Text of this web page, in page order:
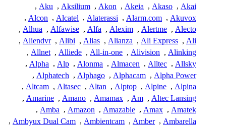
Akai
,
Akaso
,
Akeia
,
Akon
,
Aksilium
,
Aku
,
Akuvox
,
Alarm.com
,
Alaterassi
,
Alcatel
,
Alcon
,
Alecto
,
Alertme
,
Alexim
,
Alfa
,
Alfawise
,
Alhua
,
Ali
,
Ali Express
,
Alianza
,
Alias
,
Alibi
,
Aliendvr
,
Alinking
,
Alivision
,
All-in-one
,
Alliede
,
Allnet
,
Allsky
,
Alltec
,
Almacen
,
Alonma
,
Alp
,
Alpha
,
Alpha Power
,
Alphacam
,
Alphago
,
Alphatech
,
Alpina
,
Alpine
,
Alptop
,
Altan
,
Altasec
,
Altcam
,
Altec Lansing
,
Am
,
Amamax
,
Amano
,
Amarine
,
Amatek
,
Amax
,
Amazable
,
Amazon
,
Amba
,
Ambarella
,
Amber
,
Ambientcam
,
Ambyux Dual Cam
,